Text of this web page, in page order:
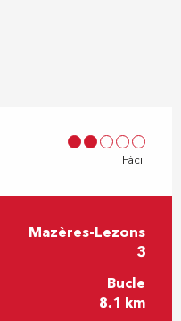
Fácil
Mazères-Lezons
3
Bucle
8.1 km